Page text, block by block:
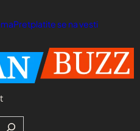
Pretplatite se na vesti
Search